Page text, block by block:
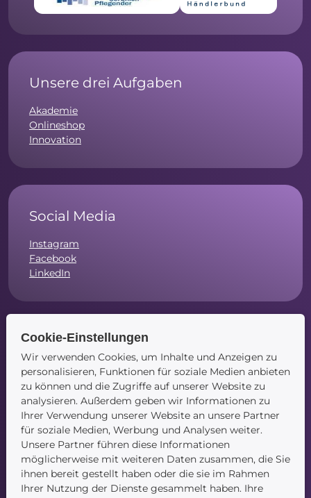
Unsere drei Aufgaben
Akademie
Onlineshop
Innovation
Social Media
Instagram
Facebook
LinkedIn
Navigation
Startseite
Blog
Kontakt
Cookie-Einstellungen
Wir verwenden Cookies, um Inhalte und Anzeigen zu
personalisieren, Funktionen für soziale Medien anbieten
zu können und die Zugriffe auf unserer Website zu
analysieren. Außerdem geben wir Informationen zu
Ihrer Verwendung unserer Website an unsere Partner
für soziale Medien, Werbung und Analysen weiter.
Unsere Partner führen diese Informationen
möglicherweise mit weiteren Daten zusammen, die Sie
ihnen bereit gestellt haben oder die sie im Rahmen
Ihrer Nutzung der Dienste gesammelt haben. Ihre